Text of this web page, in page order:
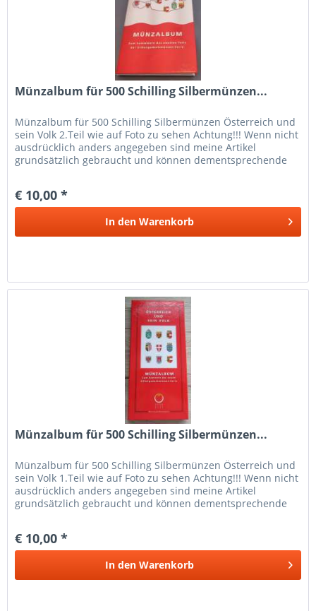
Münzalbum für 500 Schilling Silbermünzen...
Münzalbum für 500 Schilling Silbermünzen Österreich und
sein Volk 2.Teil wie auf Foto zu sehen Achtung!!! Wenn nicht
ausdrücklich anders angegeben sind meine Artikel
grundsätzlich gebraucht und können dementsprechende
€ 10,00 *
In den Warenkorb
Münzalbum für 500 Schilling Silbermünzen...
Münzalbum für 500 Schilling Silbermünzen Österreich und
sein Volk 1.Teil wie auf Foto zu sehen Achtung!!! Wenn nicht
ausdrücklich anders angegeben sind meine Artikel
grundsätzlich gebraucht und können dementsprechende
€ 10,00 *
In den Warenkorb